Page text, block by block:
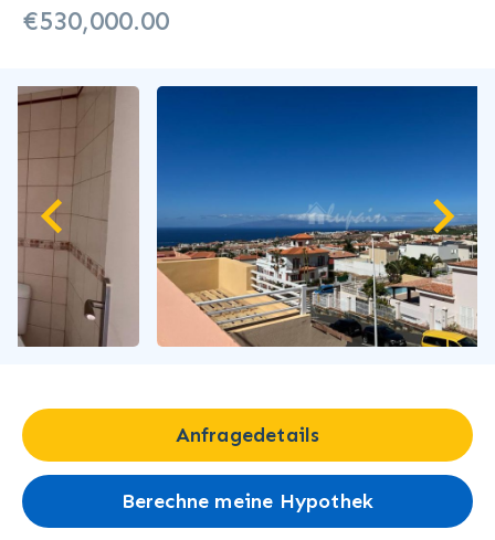
€530,000.00
Anfragedetails
Berechne meine Hypothek